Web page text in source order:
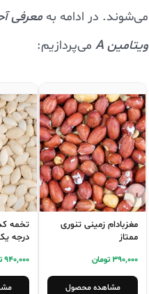
می‌شوند. در ادامه به معرفی
ویتامین A
می‌پردازیم:
مغزبادام زمینی تنوری
ممتاز
390,000 تومان
مشاهده محصول
تخمه
درجه
940,000 تومان
‹
›